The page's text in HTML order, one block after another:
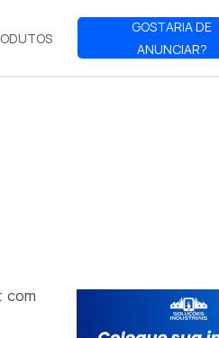
GOSTARIA DE
ANUNCIAR?
com